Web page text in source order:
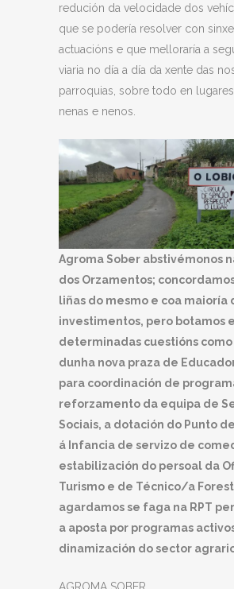
redución da velocidade dos
que se podería resolver con
actuacións e que melloraría a
viaria no día a día da xente das
parroquias, sobre todo en
nenas e nenos.
Agroma Sober abstivémonos
dos Orzamentos;
liñas do mesmo e coa maioría
investimentos, pero botamos
determinadas cuestións como
dunha nova praza de
para coordinación de
reforzamento da equipa de
Sociais, a dotación do Punto
á Infancia de servizo de
estabilización do persoal da
Turismo e de Técnico/a
agardamos se faga na RPT
a aposta por programas
dinamización do sector